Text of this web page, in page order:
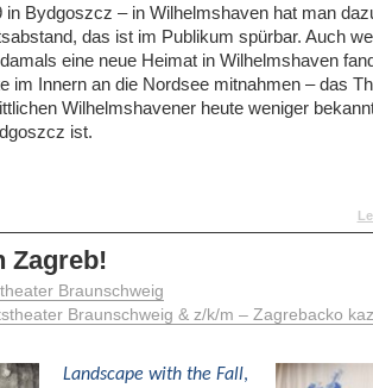
in Bydgoszcz – in Wilhelmshaven hat man
das ist im Publikum spürbar. Auch
eine neue Heimat in Wilhelmshaven
im Innern an die Nordsee mitnahmen – das
Wilhelmshavener heute weniger
ist.
Zagreb!
Braunschweig
Braunschweig & z/k/m – Zagrebacko
Landscape with the Fall,